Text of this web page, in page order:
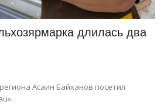
длилась два
Асаин Байханов посетил